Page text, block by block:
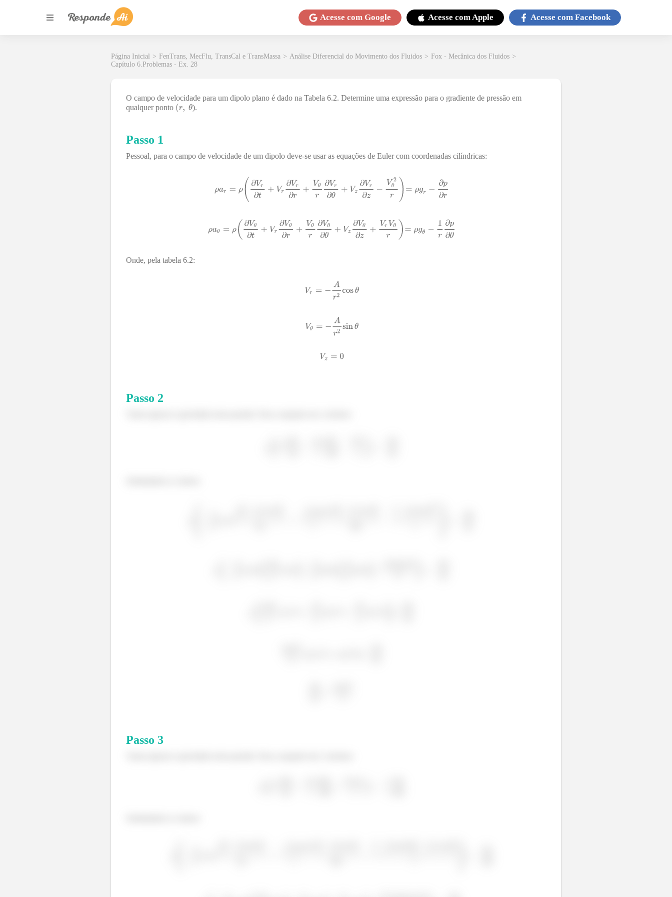
Acesse com Google Acesse comApple Acesse com Facebook
Página Inicial > FenTrans, MecFlu, TransCal e TransMassa > Análise Diferencial do Movimento dos Fluidos > Fox - Mecânica dos Fluidos >
Capítulo 6.Problemas - Ex. 28
O campo de velocidade para um dipolo plano é dado na Tabela 6.2. Determine uma expressão para o gradiente de pressão em
qualquer ponto
).
Passo 1
Pessoal, para o campo de velocidade de um dipolo deve-se usar as equações de Euler com coordenadas cilíndricas:
Onde, pela tabela 6.2:
Passo 2
Passo 3